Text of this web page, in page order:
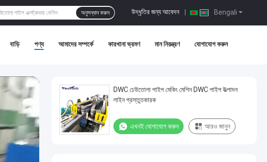
Bengali
উদ্ধৃতির জন্য আবেদন
অনুসন্ধান করুন
বাড়ি পণ্য আমাদের সম্পর্কে কারখানা ভ্রমণ মান নিয়ন্ত্রণ যোগাযোগ করুন
DWC ঢেউতোলা পাইপ মেকিং মেশিন DWC পাইপ উত্পাদন
লাইন প্রস্তুতকারক
এখনই যোগাযোগ করুন আরও জানুন